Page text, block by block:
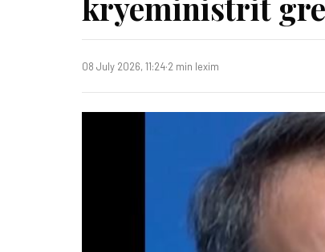
08 July 2026, 11:24·2 min lexim